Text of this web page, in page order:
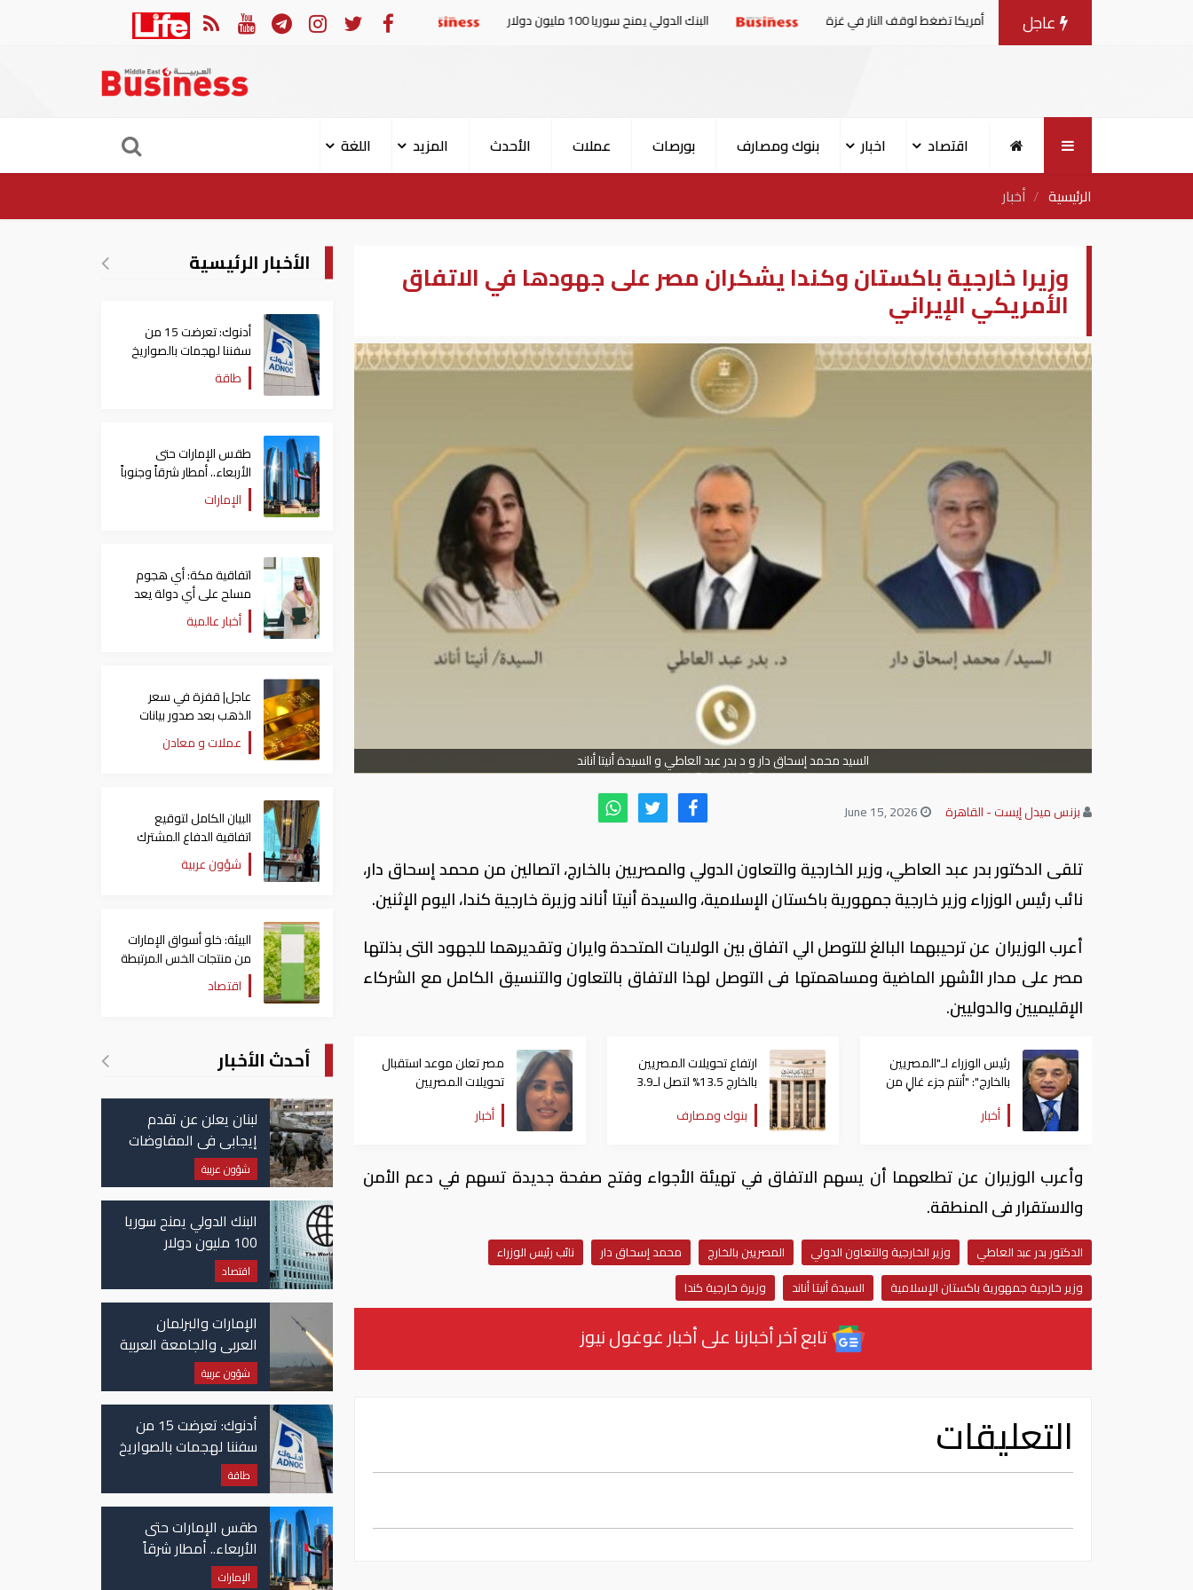
عاجل
مع إسرائيل.. وأمريكا تضغط لوقف النار في غزة البنك الدولي يمنح سوريا 100 مليون دولار الإمارات والبرلمان العربي والجامعة العربية يدينون الهجوم الحوثي على نجران بالسعودية
اقتصاد اخبار بنوك ومصارف بورصات عملات الأحدث المزيد
اللغة
الرئيسية
أخبار
وزيرا خارجية باكستان وكندا يشكران مصر على جهودها في الاتفاق
الأمريكي الإيراني
السيد محمد إسحاق دار و د بدر عبد العاطي و السيدة أنيتا أناند
بزنس ميدل إيست - القاهرة
تلقى الدكتور بدر عبد العاطي، وزير الخارجية والتعاون الدولي والمصريين بالخارج، اتصالين من محمد إسحاق دار،
نائب رئيس الوزراء وزير خارجية جمهورية باكستان الإسلامية، والسيدة أنيتا أناند وزيرة خارجية كندا، اليوم الإثنين.
أعرب الوزيران عن ترحيبهما البالغ للتوصل الي اتفاق بين الولايات المتحدة وايران وتقديرهما للجهود التى بذلتها
مصر على مدار الأشهر الماضية ومساهمتها فى التوصل لهذا الاتفاق بالتعاون والتنسيق الكامل مع الشركاء
الإقليميين والدوليين.
رئيس الوزراء لـ"المصريين
بالخارج": "أنتم جزء غالٍ من
هذا الشعب العظيم الذي
نعمل من أجله"
أخبار
ارتفاع تحويلات المصريين
بالخارج 13.5% لتصل لـ3.9
مليار دولار في يونيو
بنوك ومصارف
مصر تعلن موعد استقبال
تحويلات المصريين
بالخارج للحجز بـ"بيت الوطن"
أخبار
وأعرب الوزيران عن تطلعهما أن يسهم الاتفاق في تهيئة الأجواء وفتح صفحة جديدة تسهم في دعم الأمن
والاستقرار فى المنطقة.
الدكتور بدر عبد العاطي وزير الخارجية والتعاون الدولي المصريين بالخارج محمد إسحاق دار
نائب رئيس الوزراء
وزير خارجية جمهورية باكستان الإسلامية
السيدة أنيتا أناند وزيرة خارجية كندا
تابع آخر أخبارنا على أخبار غوغول نيوز
التعليقات
الأخبار الرئيسية
أدنوك: تعرضت 15 من
سفننا لهجمات بالصواريخ
والطائرات المسيّرة منذ
بداية النزاع
طاقة
طقس الإمارات حتى
الأربعاء.. أمطار شرقاً وجنوباً
وانخفاض تدريجي للحرارة
الإمارات
اتفاقية مكة: أي هجوم
مسلح على أي دولة يعد
هجوما على الدول الثلاث
جميعا
أخبار عالمية
عاجل| قفزة في سعر
الذهب بعد صدور بيانات
الوظائف الأمريكية
عملات و معادن
البيان الكامل لتوقيع
اتفاقية الدفاع المشترك
بين السعودية وتركيا
وباكستان
شؤون عربية
البيئة: خلو أسواق الإمارات
من منتجات الخس المرتبطة
بتفشي داء السيكلوسبورا
اقتصاد
أحدث الأخبار
لبنان يعلن عن تقدم
إيجابي في المفاوضات
مع إسرائيل.. وأمريكا
تضغط لوقف النار في
غزة
شؤون عربية
البنك الدولي يمنح سوريا
100 مليون دولار
اقتصاد
الإمارات والبرلمان
العربي والجامعة العربية
يدينون الهجوم الحوثي
على نجران بالسعودية
شؤون عربية
أدنوك: تعرضت 15 من
سفننا لهجمات بالصواريخ
والطائرات المسيّرة منذ
بداية النزاع
طاقة
طقس الإمارات حتى
الأربعاء.. أمطار شرقاً
وجنوباً وانخفاض
الإمارات